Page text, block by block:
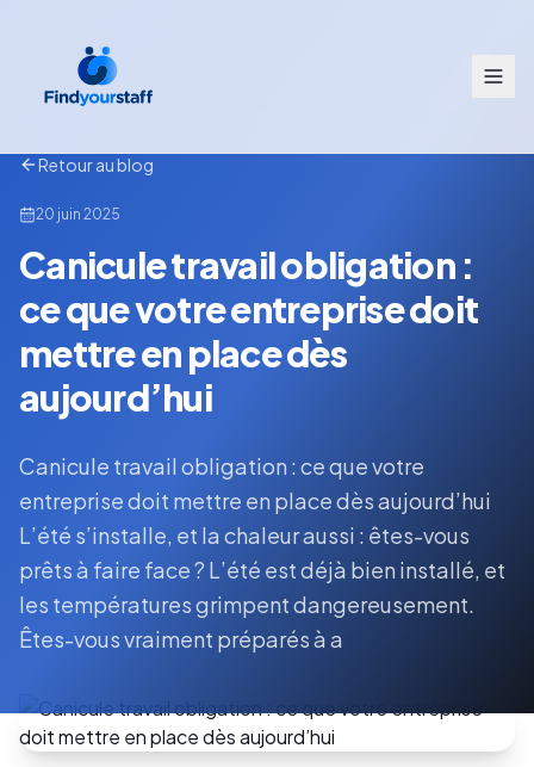
Retour au blog
20 juin 2025
Canicule travail obligation :
ce que votre entreprise doit
mettre en place dès
aujourd’hui
Canicule travail obligation : ce que votre
entreprise doit mettre en place dès aujourd’hui
L’été s’installe, et la chaleur aussi : êtes-vous
prêts à faire face ? L’été est déjà bien installé, et
les températures grimpent dangereusement.
Êtes-vous vraiment préparés à a